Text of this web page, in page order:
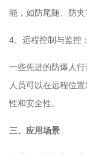
能，如防尾随、防夹
4、远程控制与监控：
一些先进的防爆人
人员可以在远程位
性和安全性。
三、应用场景